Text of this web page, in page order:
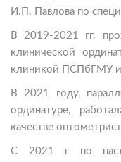
И.П. Павлова по
В 2019-2021 гг.
клинической
клиникой ПСПбГМУ
В 2021 году,
ординатуре,
качестве
С 2021 г по